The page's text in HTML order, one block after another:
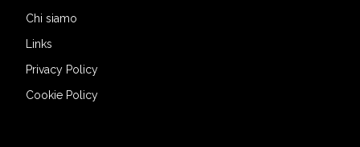
Chi siamo
Links
Privacy Policy
Cookie Policy